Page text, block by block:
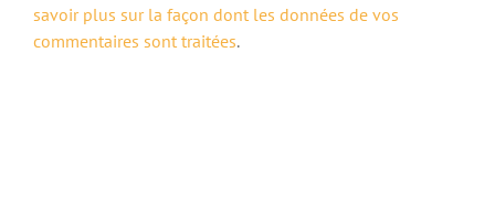
savoir plus sur la façon dont les données de vos
commentaires sont traitées.